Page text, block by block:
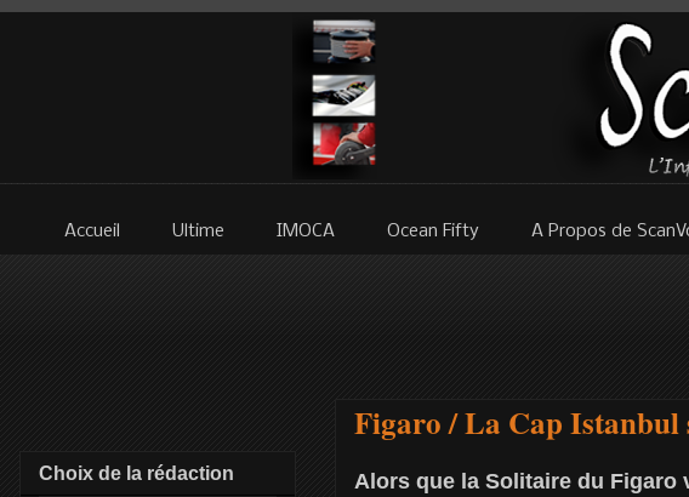
Accueil Ultime IMOCA Ocean Fifty A Propos de
Figaro / La Cap Istanbul
Alors que la Solitaire du Figaro
Choix de la rédaction